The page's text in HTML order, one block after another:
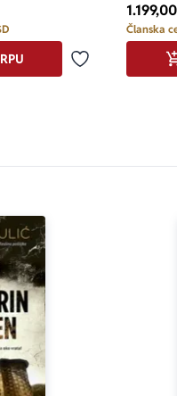
Dodaj u
1.199,00
Članska